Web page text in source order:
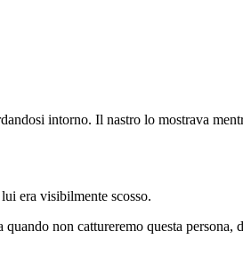
intorno. Il nastro lo mostrava
era visibilmente scosso.
non cattureremo questa persona,